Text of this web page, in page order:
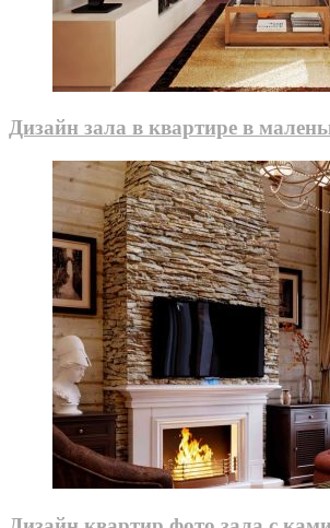
Дизайн зала в квартире в